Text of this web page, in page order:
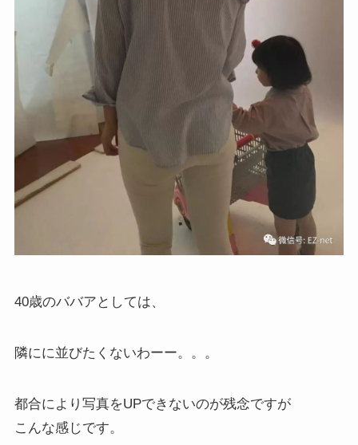
40歳のババアとしては、
隣にに並びたくないわーー。。。
都合により写真をUPできないのが残念ですが
こんな感じです。